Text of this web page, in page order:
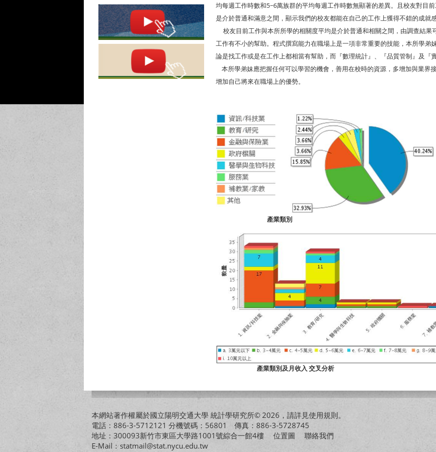
均每週工作時數和5~6萬族群的平均每週工作時數無顯著的差異。且校友對目
是介於普通和滿意之間，顯示我們的校友都能在自己的工作上獲得不錯的成就感
校友目前工作與本所所學的相關度平均是介於普通和相關之間，由調查結果
工作有不小的幫助。程式撰寫能力在職場上是一項非常重要的技能，本所學弟
論是找工作或是在工作上都相當有幫助，而『數理統計』、『品質管制』及『
本所學弟妹應把握任何可以學習的機會，善用在校時的資源，多增加與業界
增加自己將來在職場上的優勢。
產業類別
產業類別及月收入 交叉分析
本網站著作權屬於國立陽明交通大學 統計學研究所© 2026，請詳見使用規則。
電話：886-3-5712121 分機號碼：56801 傳真：886-3-5728745
地址：300093新竹市東區大學路1001號綜合一館4樓 位置圖
聯絡我們
E-Mail：statmail@stat.nycu.edu.tw